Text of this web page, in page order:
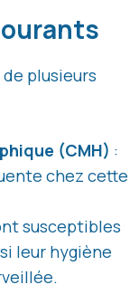
plusieurs
(CMH) :
chez cette
susceptibles
leur hygiène